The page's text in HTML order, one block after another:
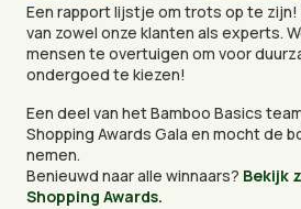
Een rapport lijstje om trots op te zijn!
van zowel onze klanten als experts.
mensen te overtuigen om voor
ondergoed te kiezen!
Een deel van het Bamboo Basics
Shopping Awards Gala en mocht de
nemen.
Benieuwd naar alle winnaars? Bekijk
Shopping Awards.